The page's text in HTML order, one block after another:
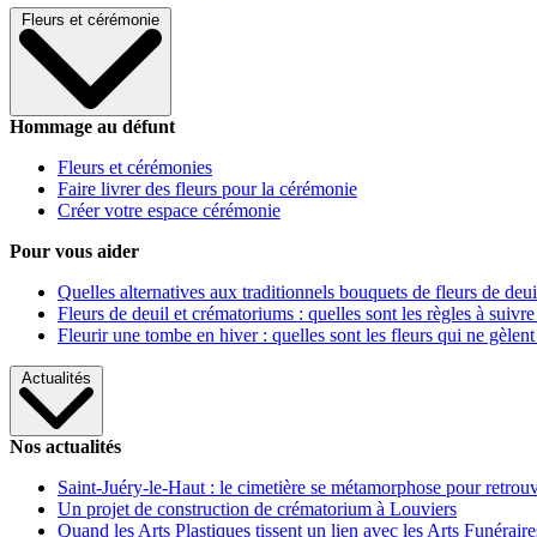
Fleurs et cérémonie
Hommage au défunt
Fleurs et cérémonies
Faire livrer des fleurs pour la cérémonie
Créer votre espace cérémonie
Pour vous aider
Quelles alternatives aux traditionnels bouquets de fleurs de
Fleurs de deuil et crématoriums : quelles sont les règles à
Fleurir une tombe en hiver : quelles sont les fleurs qui ne gèlent
Actualités
Nos actualités
Saint-Juéry-le-Haut : le cimetière se métamorphose pour
Un projet de construction de crématorium à Louviers
Quand les Arts Plastiques tissent un lien avec les Arts